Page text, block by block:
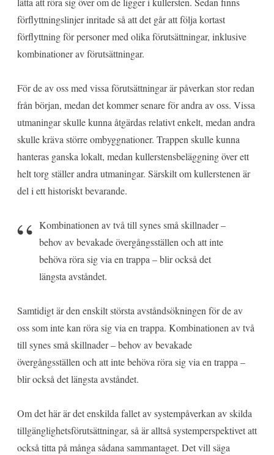
förflyttningslinjer inritade så att det går att följa kortast
förflyttning för personer med olika förutsättningar, inklusive
kombinationer av förutsättningar.
För de av oss med vissa förutsättningar är påverkan stor redan
från början, medan det kommer senare för andra av oss. Vissa
utmaningar skulle kunna åtgärdas relativt enkelt, medan andra
skulle kräva större ombyggnationer. Trappen skulle kunna
hanteras ganska lokalt, medan kullerstensbeläggning över ett
helt torg ställer andra utmaningar. Särskilt om kullerstenen är
del i ett historiskt bevarande.
Kombinationen av två till synes små skillnader –
behov av bevakade övergångsställen och att inte
behöva röra sig via en trappa – blir också det
längsta avståndet.
Samtidigt är den enskilt största avståndsökningen för de av
oss som inte kan röra sig via en trappa. Kombinationen av två
till synes små skillnader – behov av bevakade
övergångsställen och att inte behöva röra sig via en trappa –
blir också det längsta avståndet.
Om det här är det enskilda fallet av systempåverkan av skilda
tillgänglighetsförutsättningar, så är alltså systemperspektivet att
också titta på många sådana sammantaget. Det vill säga